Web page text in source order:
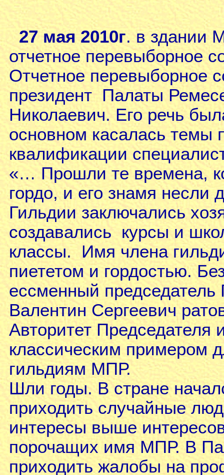
27 мая 2010г. в здании
отчетное перевыборное
Отчетное перевыборное
президент Палаты
Николаевич. Его речь
основном касалась темы
квалификации
«… Прошли те времена,
гордо, и его знамя
Гильдии заключались
создавались курсы и
классы. Имя члена
пиететом и гордостью.
ессменный
Валентин Сергеевич
Авторитет Председателя
классическим примером
гильдиям МПР.
Шли годы. В стране
приходить случайные
интересы выше
порочащих имя МПР. В
приходить жалобы на